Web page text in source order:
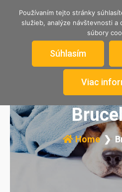
TRENČIANSKY
Nekupuj, adoptuj si psíka od
Home
Používaním tejto stránky
služieb, analýze návštevnosti a
súbory
Súhlasím
Viac